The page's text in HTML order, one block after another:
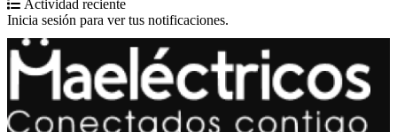
Actividad reciente
Inicia sesión para ver tus notificaciones.